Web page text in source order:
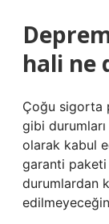
hali ne
Çoğu sigorta
gibi
olarak kabul
garanti paketi
durumlardan